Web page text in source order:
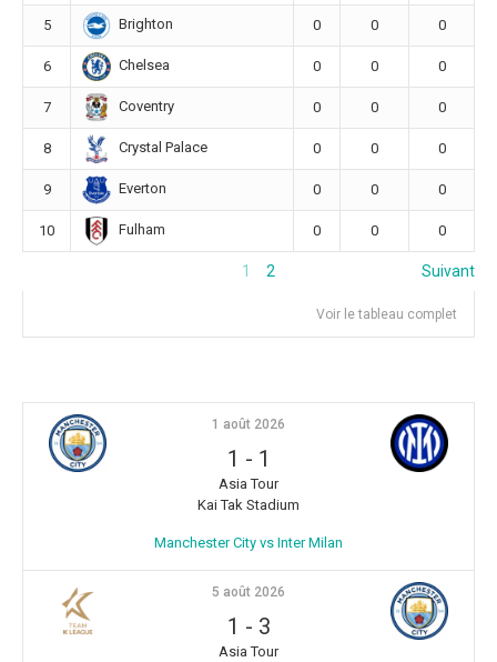
5 Brighton 0 0 0
6 Chelsea 0 0 0
7 Coventry 0 0 0
8 Crystal Palace 0 0 0
9 Everton 0 0 0
10 Fulham 0 0 0
1 2 Suivant
Voir le tableau complet
1 août 2026
1 - 1
Asia Tour
Kai Tak Stadium
Manchester City vs Inter Milan
5 août 2026
1 - 3
Asia Tour